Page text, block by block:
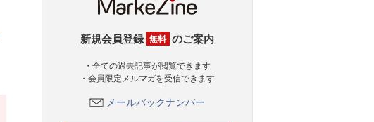
新規会員登録 無料 のご案内
・全ての過去記事が閲覧できます
・会員限定メルマガを受信できます
メールバックナンバー